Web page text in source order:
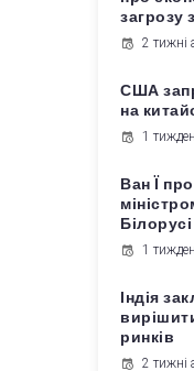
загрозу
2 тижні
США
на
1
Ван Ї
Білорусі
1
Індія
ринків
2 тижні